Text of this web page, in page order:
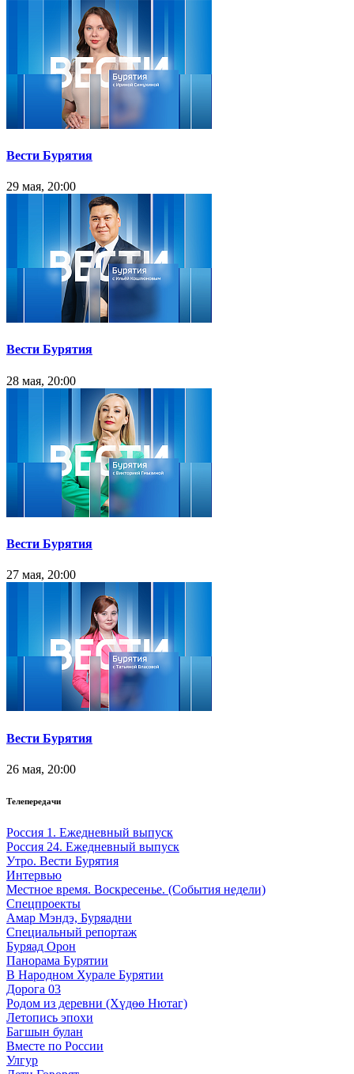
Вести Бурятия
29 мая, 20:00
Вести Бурятия
28 мая, 20:00
Вести Бурятия
27 мая, 20:00
Вести Бурятия
26 мая, 20:00
Телепередачи
Россия 1. Ежедневный выпуск
Россия 24. Ежедневный выпуск
Утро. Вести Бурятия
Интервью
Местное время. Воскресенье. (События недели)
Спецпроекты
Амар Мэндэ, Буряадни
Специальный репортаж
Буряад Орон
Панорама Бурятии
В Народном Хурале Бурятии
Дорога 03
Родом из деревни (Хүдөө Нютаг)
Летопись эпохи
Багшын булан
Вместе по России
Улгур